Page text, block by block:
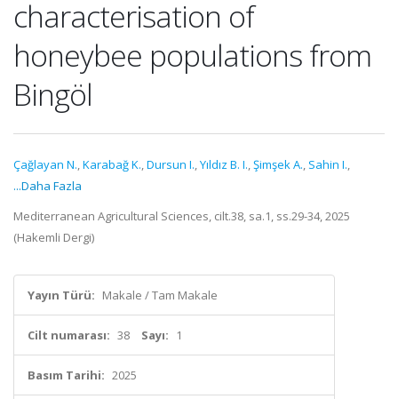
characterisation of
honeybee populations from
Bingöl
Çağlayan N.,Karabağ K.,Dursun I.,Yıldız B. I.,Şimşek A., Sahin I.,
...Daha Fazla
Mediterranean Agricultural Sciences, cilt.38, sa.1, ss.29-34, 2025
(Hakemli Dergi)
Yayın Türü: Makale / Tam Makale
Cilt numarası: 38 Sayı: 1
Basım Tarihi: 2025